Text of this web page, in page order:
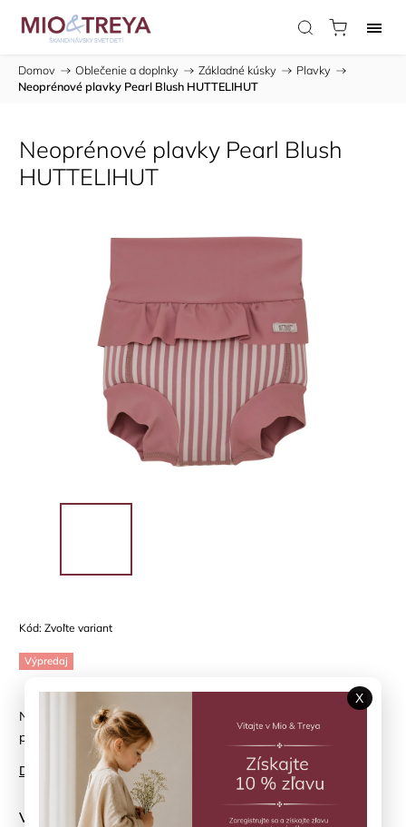
Domov / Oblečenie a doplnky / Základné kúsky / Plavky /
Neoprénové plavky Pearl Blush HUTTELIHUT
Neoprénové plavky Pearl Blush
HUTTELIHUT
Kód: Zvoľte variant
Výpredaj
Neoprénové plávacie nohavičky HUTTELIHUT - letné prúžky
pre najmenších
Detailné informácie
Veľkosť
X